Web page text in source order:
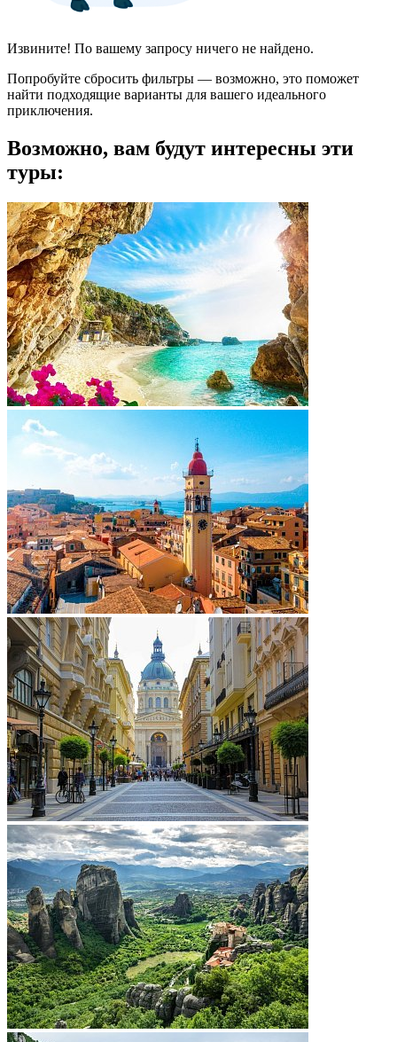
Извините! По вашему запросу ничего не найдено.
Попробуйте сбросить фильтры — возможно, это поможет
найти подходящие варианты для вашего идеального
приключения.
Возможно, вам будут интересны эти
туры: